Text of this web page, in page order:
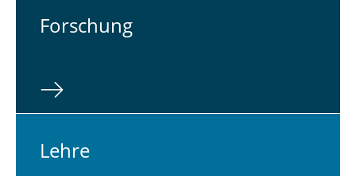
For­schung
Lehre